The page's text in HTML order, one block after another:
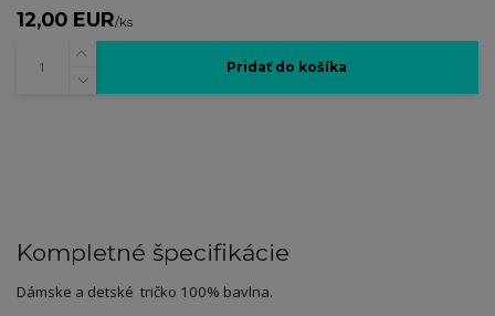
12,00 EUR/ks
Pridať do košíka
Kompletné špecifikácie
Dámske a detské tričko 100% bavlna.